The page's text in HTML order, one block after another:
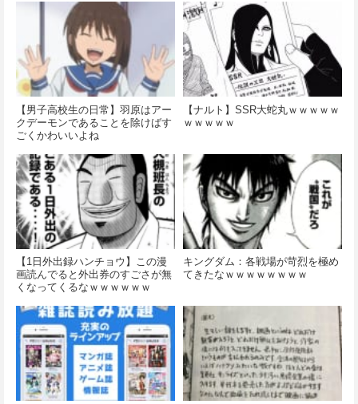
【男子高校生の日常】羽原はアー
クデーモンであることを除けばす
ごくかわいいよね
【ナルト】SSR大蛇丸ｗｗｗｗｗ
ｗｗｗｗｗ
【1日外出録ハンチョウ】この漫
画読んでると外出券のすごさが無
くなってくるなｗｗｗｗｗｗ
キングダム：各戦場が苛烈を極め
てきたなｗｗｗｗｗｗｗｗ